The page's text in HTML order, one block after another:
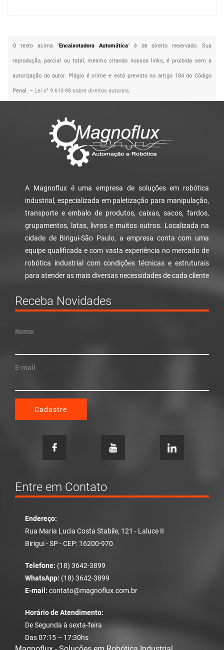
O texto acima " Encaixotadora Automática" é de direito reservado. Sua
reprodução, parcial ou total, mesmo citando nossos links, é proibida sem a
autorização do autor. Plágio é crime e está previsto no artigo 184 do Código
Penal. – Lei n° 9.610-98 sobre direitos autorais.
A Magnoflux é uma empresa de soluções em robótica
industrial, especializada em paletização para manipulação,
transporte e embalo de produtos, caixas, sacos, fardos,
grupamentos, latas, livros e muitos outros. Localizada na
cidade de Birigui-São Paulo, a empresa conta com uma
equipe qualificada e com vasta experiência no mercado de
robótica industrial com condições técnicas e estruturais
para atender as mais diversas necessidades de cada cliente
Receba Novidades
Nome
E-mail
Cadastre
Entre em Contato
Endereço:
Rua Maria Lucia Costa Stabile, 121 - Laluce II
Birigui - SP - CEP: 16200-970
Telefone: (18) 3642-3899
WhatsApp: (18) 3642-3899
E-mail: contato@magnoflux.com.br
Horário de Atendimento:
De Segunda à sexta-feira
Das 07:15 – 17:30hs